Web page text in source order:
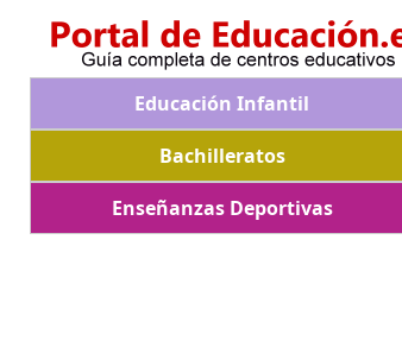
Educación Infantil
Bachilleratos
Enseñanzas Deportivas